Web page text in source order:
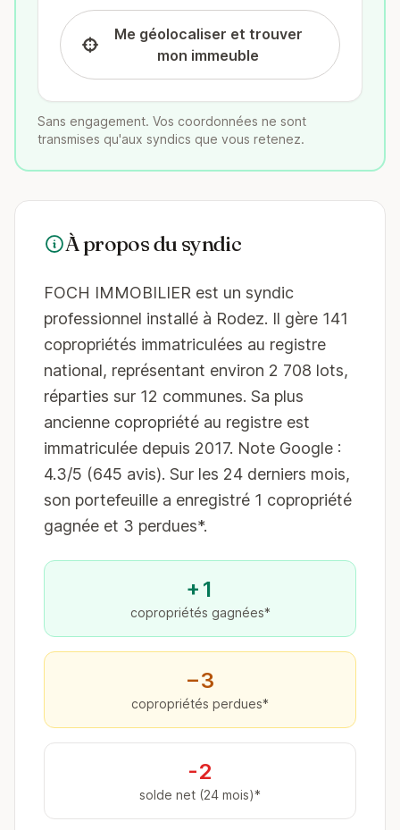
Me géolocaliser et trouver
mon immeuble
Sans engagement. Vos coordonnées ne sont
transmises qu'aux syndics que vous retenez.
À propos du syndic
FOCH IMMOBILIER est un syndic
professionnel installé à Rodez. Il gère 141
copropriétés immatriculées au registre
national, représentant environ 2 708 lots,
réparties sur 12 communes. Sa plus
ancienne copropriété au registre est
immatriculée depuis 2017. Note Google :
4.3/5 (645 avis). Sur les 24 derniers mois,
son portefeuille a enregistré 1 copropriété
gagnée et 3 perdues*.
+1
copropriétés gagnées*
−3
copropriétés perdues*
-2
solde net (24 mois)*